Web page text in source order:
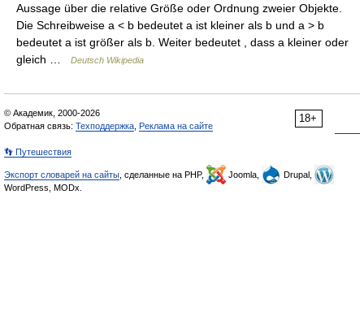
Aussage über die relative Größe oder Ordnung zweier Objekte.
Die Schreibweise a < b bedeutet a ist kleiner als b und a > b
bedeutet a ist größer als b. Weiter bedeutet , dass a kleiner oder
gleich …
Deutsch Wikipedia
18+
© Академик, 2000-2026
Обратная связь: Техподдержка Реклама на сайте
👣 Путешествия
Экспорт словарей на сайты , сделанные на PHP, Joomla,
Drupal,
WordPress, MODx.